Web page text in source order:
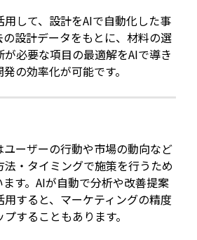
して、設計をAIで自動化した事
設計データをもとに、材料の選
必要な項目の最適解をAIで導き
の効率化が可能です。
ーザーの行動や市場の動向など
・タイミングで施策を行うため
す。AIが自動で分析や改善提案
すると、マーケティングの精度
することもあります。